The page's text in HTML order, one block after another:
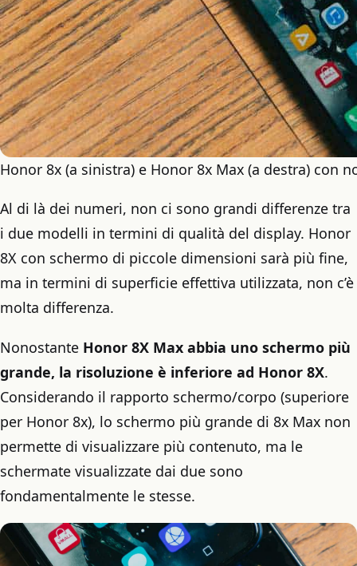
Honor 8x (a sinistra) e Honor 8x Max (a destra) con
Al di là dei numeri, non ci sono grandi differenze tra
i due modelli in termini di qualità del display. Honor
8X con schermo di piccole dimensioni sarà più fine,
ma in termini di superficie effettiva utilizzata, non c’è
molta differenza.
Nonostante Honor 8X Max abbia uno schermo più
grande, la risoluzione è inferiore ad Honor 8X.
Considerando il rapporto schermo/corpo (superiore
per Honor 8x), lo schermo più grande di 8x Max non
permette di visualizzare più contenuto, ma le
schermate visualizzate dai due sono
fondamentalmente le stesse.